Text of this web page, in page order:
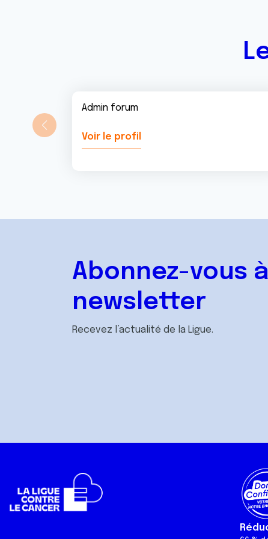
Admin forum
Voir le profil
Abonnez-vous
newsletter
Recevez l’actualité de la Ligue.